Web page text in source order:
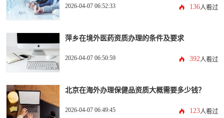
2026-04-07 06:52:33 136人看过
萍乡在境外医药资质办理的条件及要求
2026-04-07 06:50:59 392人看过
北京在海外办理保健品资质大概需要多少钱？
2026-04-07 06:49:45 123人看过